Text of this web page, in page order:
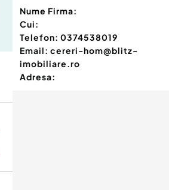
Nume Firma:
Cui:
Telefon: 0374538019
Email: cereri-hom@blitz-
imobiliare.ro
Adresa: